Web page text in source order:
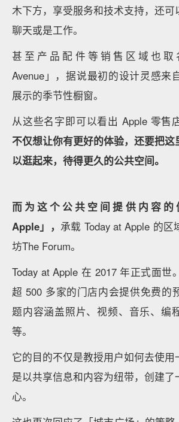
其次，城市广场也意味着店内和店外
体很明显的一个特征便是玻璃墙的运
似打破了室内和室外的界限，也让店
采光，开拓了更广的视野范围。
而除了店铺建筑本身外，店外一定
由 Apple 来负责设计和维护，比如
场外围的区域也是由 Apple 来负责。
Apple 芝加哥河畔旁的零
而店内的区域陈列也反映了「广场」
绿植和树木成为了标志化的元素，增
和自然的氛围感，Apple 还赋予了
木下方，享受服务和技术支持，还
聊天或是工作。